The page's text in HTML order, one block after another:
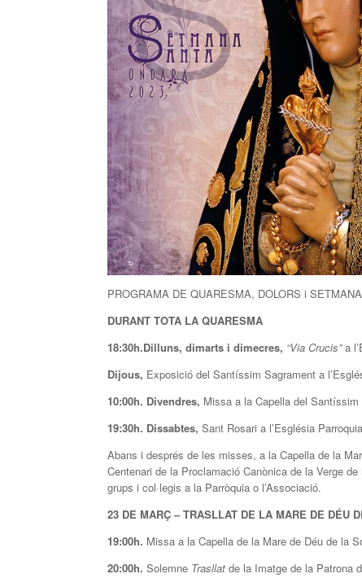
PROGRAMA DE QUARESMA, DOLORS i
DURANT TOTA LA QUARESMA
18:30h.Dilluns, dimarts i dimecres, “Via Crucis”a
Dijous, Exposició del Santíssim Sagrament a
10:00h. Divendres, Missa a la Capella del Santíssim
19:30h. Dissabtes, Sant Rosari a l’Església
Abans i després de les misses, a la Capella de la
Centenari de la Proclamació Canònica de la Verge
grups i col·legis a la Parròquia o l’Associació.
23 DE MARÇ – TRASLLAT DE LA MARE DE DÉU
19:00h. Missa a la Capella de la Mare de Déu de la
20:00h. Solemne Trasllat de la Imatge de la Patrona